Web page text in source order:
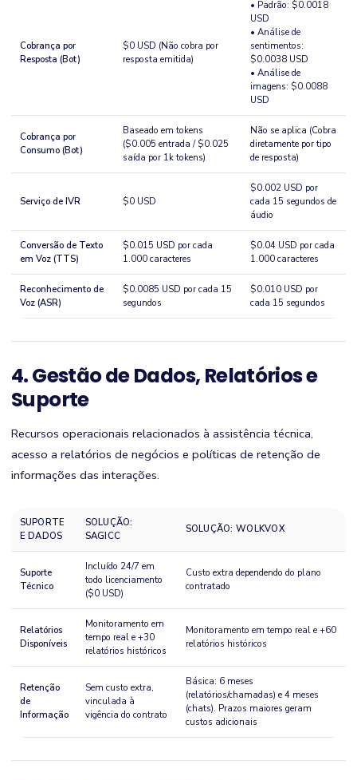
Cobrança por
Resposta (Bot)
$0 USD (Não cobra por
resposta emitida)
• Padrão: $0.0018
USD
• Análise de
sentimentos:
$0.0038 USD
• Análise de
imagens: $0.0088
USD
Cobrança por
Consumo (Bot)
Baseado em tokens
($0.005 entrada / $0.025
saída por 1k tokens)
Não se aplica (Cobra
diretamente por tipo
de resposta)
Serviço de IVR $0 USD
$0.002 USD por
cada 15 segundos de
áudio
Conversão de Texto
em Voz (TTS)
$0.015 USD por cada
1.000 caracteres
$0.04 USD por cada
1.000 caracteres
Reconhecimento de
Voz (ASR)
$0.0085 USD por cada 15
segundos
$0.010 USD por
cada 15 segundos
4. Gestão de Dados, Relatórios e
Suporte
Recursos operacionais relacionados à assistência técnica,
acesso a relatórios de negócios e políticas de retenção de
informações das interações.
SUPORTE
E DADOS
SOLUÇÃO:
SAGICC
SOLUÇÃO: WOLKVOX
Suporte
Técnico
Incluído 24/7 em
todo licenciamento
($0 USD)
Custo extra dependendo do plano
contratado
Relatórios
Disponíveis
Monitoramento em
tempo real e +30
relatórios históricos
Monitoramento em tempo real e +60
relatórios históricos
Retenção
de
Informação
Sem custo extra,
vinculada à
vigência do contrato
Básica: 6 meses
(relatórios/chamadas) e 4 meses
(chats). Prazos maiores geram
custos adicionais